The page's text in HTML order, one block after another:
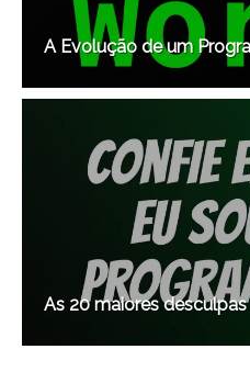
A Evolução de um
As 20 maiores